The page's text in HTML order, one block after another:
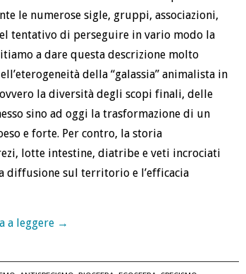
le numerose sigle, gruppi, associazioni,
tentativo di perseguire in vario modo la
a dare questa descrizione molto
della “galassia” animalista in
la diversità degli scopi finali, delle
sino ad oggi la trasformazione di un
e forte. Per contro, la storia
lotte intestine, diatribe e veti incrociati
diffusione sul territorio e l’efficacia
a leggere →